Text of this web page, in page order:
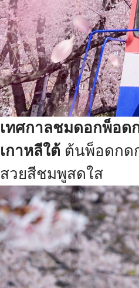
เทศกาลชมดอกพ็อด
เกาหลีใต้ ต้นพ็อดกด
สวยสีชมพูสดใส